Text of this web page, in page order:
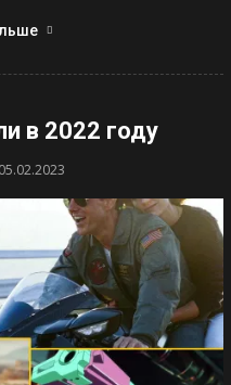
в 2022 году
05.02.2023